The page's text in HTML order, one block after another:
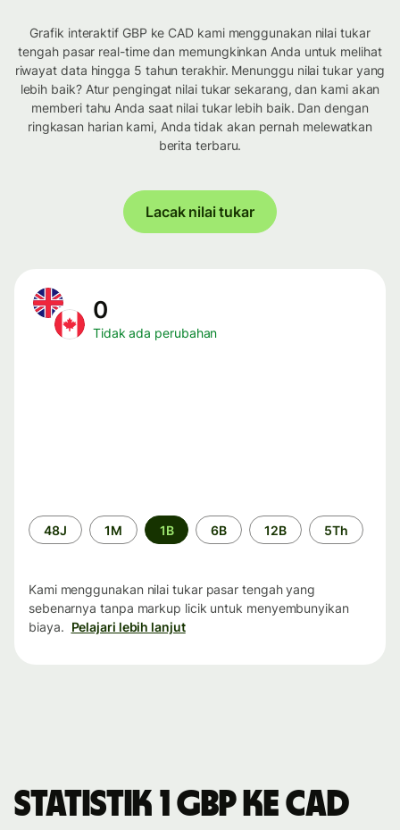
Grafik interaktif GBP ke CAD kami menggunakan nilai tukar
tengah pasar real-time dan memungkinkan Anda untuk melihat
riwayat data hingga 5 tahun terakhir. Menunggu nilai tukar yang
lebih baik? Atur pengingat nilai tukar sekarang, dan kami akan
memberi tahu Anda saat nilai tukar lebih baik. Dan dengan
ringkasan harian kami, Anda tidak akan pernah melewatkan
berita terbaru.
Lacak nilai tukar
0
Tidak ada perubahan
Periode
waktu
48J 1M 1B 6B 12B 5Th
Kami menggunakan nilai tukar pasar tengah yang
sebenarnya tanpa markup licik untuk menyembunyikan
biaya. Pelajari lebih lanjut
Statistik 1 GBP ke CAD